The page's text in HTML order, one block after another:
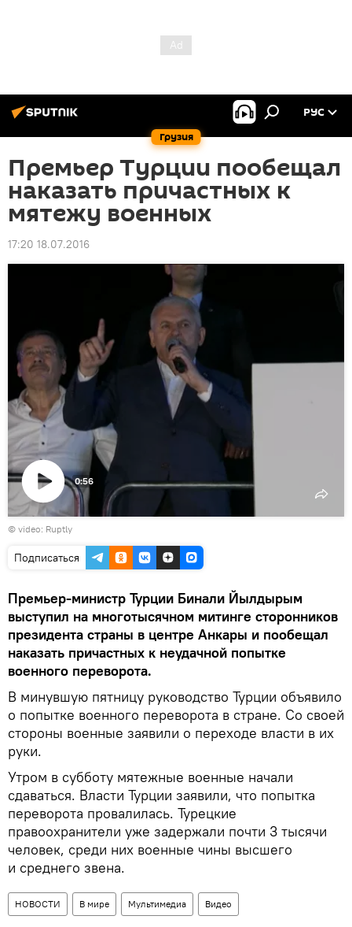
Грузия
РУС
Премьер Турции пообещал
наказать причастных к
мятежу военных
17:20 18.07.2016
Воспроизвести
видео
0:56
© video: Ruptly
Подписаться
Премьер-министр Турции Бинали Йылдырым
выступил на многотысячном митинге сторонников
президента страны в центре Анкары и пообещал
наказать причастных к неудачной попытке
военного переворота.
​В минувшую пятницу руководство Турции объявило
о попытке военного переворота в стране. Со своей
стороны военные заявили о переходе власти в их
руки.
Утром в субботу мятежные военные начали
сдаваться. Власти Турции заявили, что попытка
переворота провалилась. Турецкие
правоохранители уже задержали почти 3 тысячи
человек, среди них военные чины высшего
и среднего звена.
НОВОСТИ В мире Мультимедиа Видео